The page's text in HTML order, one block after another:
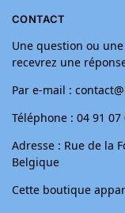
CONTACT
Une question ou
recevrez une
Par e-mail :
Téléphone : 04 91 07
Adresse : Rue de la
Belgique
Cette boutique